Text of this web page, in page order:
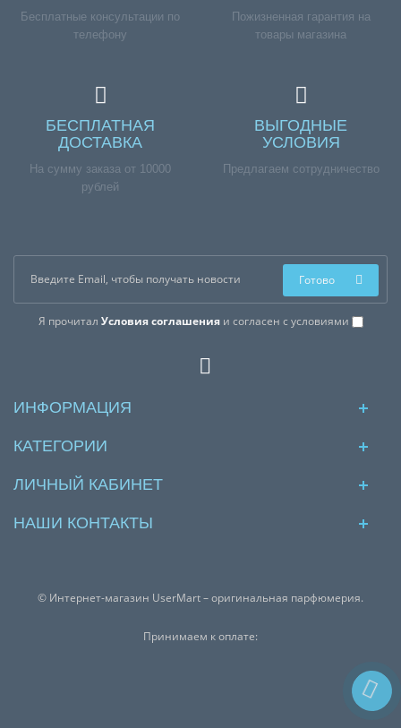
Бесплатные консультации по
телефону
Пожизненная гарантия на
товары магазина
БЕСПЛАТНАЯ
ДОСТАВКА
На сумму заказа от 10000
рублей
ВЫГОДНЫЕ
УСЛОВИЯ
Предлагаем сотрудничество
Я прочитал Условия соглашенияи согласен с условиями
Готово
ИНФОРМАЦИЯ
КАТЕГОРИИ
ЛИЧНЫЙ КАБИНЕТ
НАШИ КОНТАКТЫ
© Интернет-магазин UserMart – оригинальная парфюмерия.
Принимаем к оплате: